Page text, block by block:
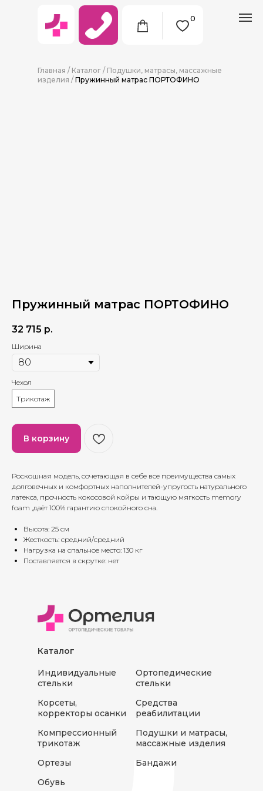
0
Главная / Каталог / Подушки, матрасы, массажные
изделия / Пружинный матрас ПОРТОФИНО
Пружинный матрас ПОРТОФИНО
32 715 р.
Ширина
Чехол
Трикотаж
В корзину
Роскошная модель, сочетающая в себе все преимущества самых
долговечных и комфортных наполнителей-упругость натурального
латекса, прочность кокосовой койры и тающую мягкость memory
foam ,даёт 100% гарантию спокойного сна.
Высота: 25 см
Жесткость: средний/средний
Нагрузка на спальное место: 130 кг
Поставляется в скрутке: нет
Каталог
Индивидуальные
стельки
Корсеты,
корректоры осанки
Компрессионный
трикотаж
Ортезы
Обувь
Ортопедические
стельки
Средства
реабилитации
Подушки и матрасы,
массажные изделия
Бандажи